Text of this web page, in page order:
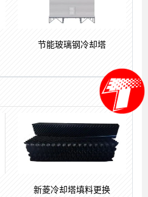
节能玻璃钢冷却塔
新菱冷却塔填料更换